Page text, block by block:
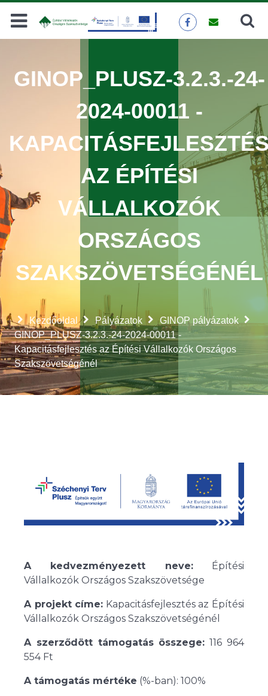
Keresés
Kezdőoldal Pályázatok
GINOP pályázatok
GINOP_PLUSZ-3.2.3.-24-2024-00011 -
Kapacitásfejlesztés az Építési Vállalkozók Országos
Szakszövetségénél
GINOP_PLUSZ-3.2.3.-24-
2024-00011 -
AZ ÉPÍTÉSI
VÁLLALKOZÓK
ORSZÁGOS
SZAKSZÖVETSÉGÉNÉL
A kedvezményezett neve:Építési
Vállalkozók Országos Szakszövetsége
A projekt címe: Kapacitásfejlesztés az Építési
Vállalkozók Országos Szakszövetségénél
A szerződött támogatás összege: 116 964
554 Ft
A támogatás mértéke (%-ban): 100%